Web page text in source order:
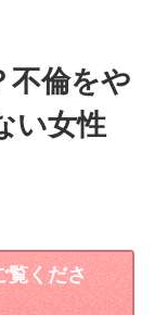
不倫をや
い女性
覧くださ